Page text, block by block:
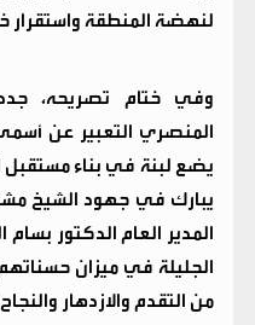
لنهضة المنطقة واستقرار
​وفي ختام تصريحه،
المنصري التعبير عن
يضع لبنة في بناء مستقبل
يبارك في جهود الشيخ
المدير العام الدكتور
الجليلة في ميزان
من التقدم والازدهار